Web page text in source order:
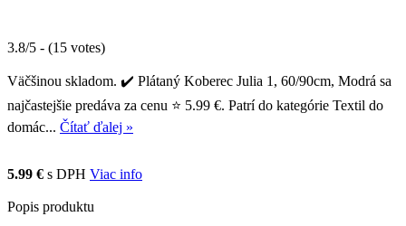
3.8/5 - (15 votes)
Väčšinou skladom. ✔️ Plátaný Koberec Julia 1, 60/90cm, Modrá sa
najčastejšie predáva za cenu ⭐ 5.99 €. Patrí do kategórie Textil do
domác... Čítať ďalej »
5.99 € s DPH Viac info
Popis produktu